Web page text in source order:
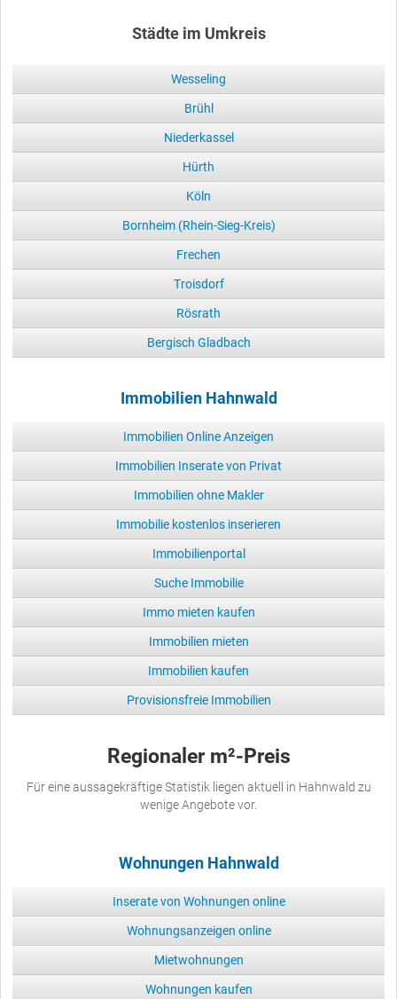
Städte im Umkreis
Wesseling
Brühl
Niederkassel
Hürth
Köln
Bornheim (Rhein-Sieg-Kreis)
Frechen
Troisdorf
Rösrath
Bergisch Gladbach
Immobilien Hahnwald
Immobilien Online Anzeigen
Immobilien Inserate von Privat
Immobilien ohne Makler
Immobilie kostenlos inserieren
Immobilienportal
Suche Immobilie
Immo mieten kaufen
Immobilien mieten
Immobilien kaufen
Provisionsfreie Immobilien
Regionaler m²-Preis
Für eine aussagekräftige Statistik liegen aktuell in Hahnwald zu
wenige Angebote vor.
Wohnungen Hahnwald
Inserate von Wohnungen online
Wohnungsanzeigen online
Mietwohnungen
Wohnungen kaufen